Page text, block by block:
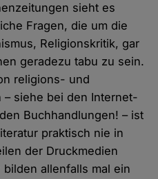
sieht es
Fragen, die um die
Religionskritik, gar
geradezu tabu zu sein.
religions- und
siehe bei den Internet-
Buchhandlungen! – ist
praktisch nie in
der Druckmedien
allenfalls mal ein